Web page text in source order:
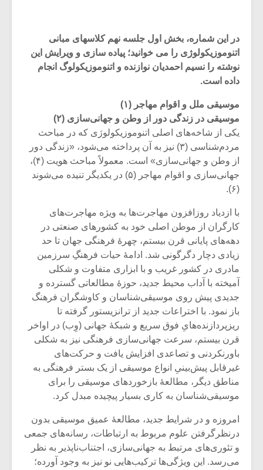
در این شماره، بخش اول جلسه نهم کلاسهای مبانی
اتنوموزیکولوژی را می خوانید؛ پیاده سازی و ویرایش این
نوشته را نسیم احمدیان نوازنده و اتنوموزیکولوگ انجام
داده است.
موسیقی ملل و اقوام مهاجر (۱)
موسیقی در زندگی دور از وطن و جهانی‌سازی (۲)
یکی از شاخه‌های اصلی اتنوموزیکولوژی که در مباحث
مردم‌شناسی (۳) نیز به آن پرداخته می‌شود، «زندگی دور
از وطن و جهانی‌‌سازی» است. معمولاً مباحث هویت (۴)،
جهانی‌سازی و اقوام مهاجر (۵) در یکدیگر تنیده می‌شوند
(۶).
با ازدیاد روزافزون مهاجرت‌ها به ویژه مهاجرت‌های
کارگران از موطن اصلی خود به کشورهای صنعتی در
دهه‌های پایانی قرن بیستم، چهرۀ فرهنگی جهان تا حد
زیادی دچار دگرگونی شد. ادامۀ حیات فرهنگِ سرزمین
مادری در کشور غریب و با ابزاری متفاوت و شکلی
آمیخته با آداب محیط جدید، حوزۀ مطالعاتی گسترده و
جدیدی پیش روی موسیقی‌شناسان و کاوشگران فرهنگ
باز نمود. با اختراعات جدید از ترانزیستور گرفته تا
ریزپردازنده‌هایِ فوق سریع و شبکۀ جهانی (وِب) در اواخر
قرن بیستم، سرعت جهانی‌سازی فرهنگی نیز به شکلی
باورنکردنی و تصاعدی افزایش یافت و حرکت‌های
غیرقابل پیش‌بینیِ انواع موسیقی از یک بستر فرهنگی به
مناطق دیگر، مطالعۀ بازخوردهای موسیقی را برای
موسیقی‌شناسان به کاری بسیار پیچیده مبدل کرد.
امروزه و در شرایط جدید، مطالعۀ عمیق موسیقی بدون
درنظرگرفتن علوم مربوط به ارتباطات، رسانه‌های جمعی
و تئوری‌های مرتبط به جهانی‌سازی، اجتناب‌ناپذیر به نظر
می‌رسد. این ویژگی‌ها ترکیب‌هایی نو نیز به وجود آورده؛
میکلوش روژا
یادداشتی بر موسیقی
متن فیلم «متری
دوره
موسیقی